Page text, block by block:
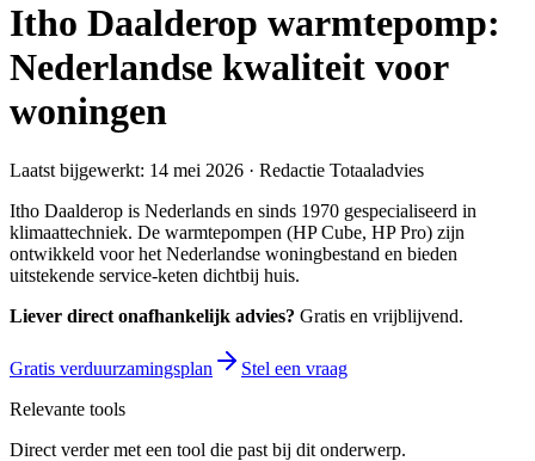
Itho Daalderop warmtepomp:
Nederlandse kwaliteit voor
woningen
Laatst bijgewerkt: 14 mei 2026 · Redactie Totaaladvies
Itho Daalderop is Nederlands en sinds 1970 gespecialiseerd in
klimaattechniek. De warmtepompen (HP Cube, HP Pro) zijn
ontwikkeld voor het Nederlandse woningbestand en bieden
uitstekende service-keten dichtbij huis.
Liever direct onafhankelijk advies? Gratis en vrijblijvend.
Gratis verduurzamingsplan
Stel een vraag
Relevante tools
Direct verder met een tool die past bij dit onderwerp.